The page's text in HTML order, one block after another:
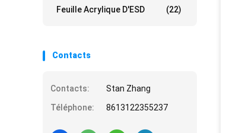
Feuille Acrylique D'ESD (22)
Contacts
Contacts:
Stan Zhang
Téléphone:
8613122355237